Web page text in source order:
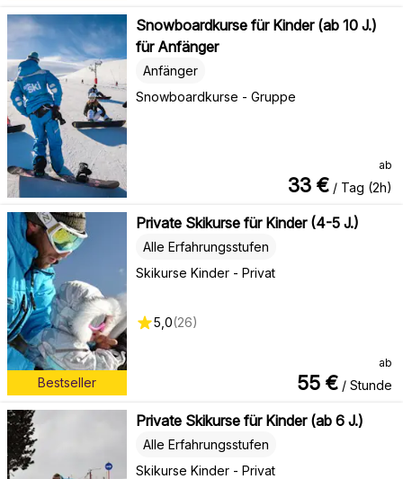
Snowboardkurse für Kinder (ab 10 J.)
für Anfänger
Snowboardkurse - Gruppe
Anfänger
ab
33 € / Tag (2h)
Bestseller
Private Skikurse für Kinder (4-5 J.)
Skikurse Kinder - Privat
Alle Erfahrungsstufen
5,0(26)
ab
55 € / Stunde
Private Skikurse für Kinder (ab 6 J.)
Skikurse Kinder - Privat
Alle Erfahrungsstufen